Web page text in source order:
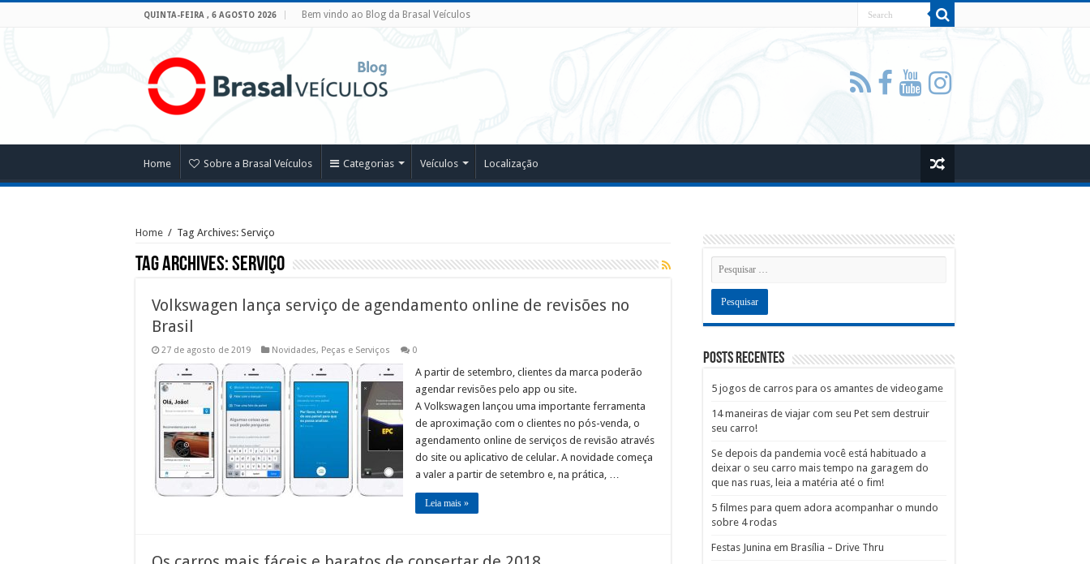
QUINTA-FEIRA , 6 AGOSTO 2026 Bem vindo ao Blog da Brasal Veículos
Home Sobre a Brasal Veículos Categorias Veículos Localização
Home / Tag Archives: Serviço
Tag Archives:Serviço
Volkswagen lança serviço de agendamento online de revisões no
Brasil
27 de agosto de 2019 Novidades, Peças e Serviços 0
A partir de setembro, clientes da marca poderão
agendar revisões pelo app ou site.
A Volkswagen lançou uma importante ferramenta
de aproximação com o clientes no pós-venda, o
agendamento online de serviços de revisão através
do site ou aplicativo de celular. A novidade começa
a valer a partir de setembro e, na prática, …
Leia mais »
Posts recentes
5 jogos de carros para os amantes de videogame
14 maneiras de viajar com seu Pet sem destruir
seu carro!
Se depois da pandemia você está habituado a
deixar o seu carro mais tempo na garagem do
que nas ruas, leia a matéria até o fim!
5 filmes para quem adora acompanhar o mundo
sobre 4 rodas
Festas Junina em Brasília – Drive Thru